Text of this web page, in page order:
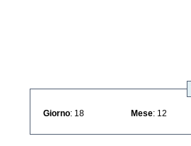
Giorno : 18 Mese : 12